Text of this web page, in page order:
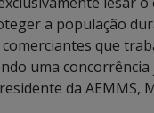
a população
que
uma concorrência
da AEMMS,